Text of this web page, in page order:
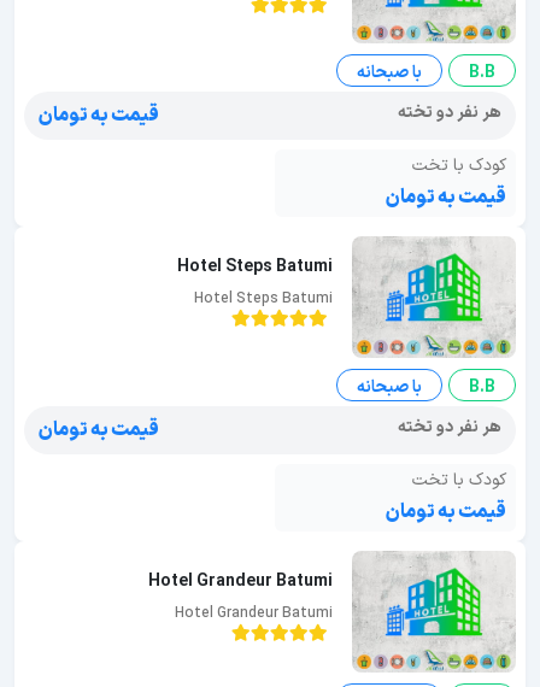
B.B
با صبحانه
هر نفر دو تخته
قیمت به تومان
کودک با تخت
قیمت به تومان
Hotel Steps Batumi
Hotel Steps Batumi
B.B
با صبحانه
هر نفر دو تخته
قیمت به تومان
کودک با تخت
قیمت به تومان
Hotel Grandeur Batumi
Hotel Grandeur Batumi